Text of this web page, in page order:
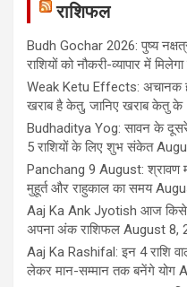
राशिफल
Budh Gochar 2026: पुष्य
राशियों को नौकरी-व्यापार में
Weak Ketu Effects: अचानक
खराब है केतु, जानिए खराब केतु के
Budhaditya Yog: सावन के दूसरे
5 राशियों के लिए शुभ संकेत
Panchang 9 August: श्रावण
मुहूर्त और राहुकाल का समय
Aaj Ka Ank Jyotish आज किसे
अपना अंक राशिफल August 8,
Aaj Ka Rashifal: इन 4 राशि
लेकर मान-सम्मान तक बनेंगे योग